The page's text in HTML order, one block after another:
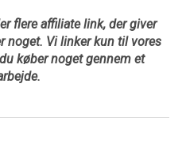
flere affiliate link, der giver
noget. Vi linker kun til vores
køber noget gennem et